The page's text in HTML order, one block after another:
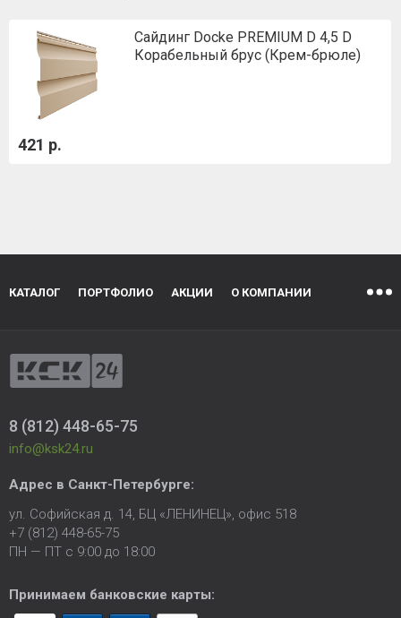
Сайдинг Docke PREMIUM D 4,5 D
Корабельный брус (Крем-брюле)
421 р.
КАТАЛОГ ПОРТФОЛИО АКЦИИ О КОМПАНИИ
8 (812) 448-65-75
info@ksk24.ru
Адрес в Санкт-Петербурге:
ул. Софийская д. 14, БЦ «ЛЕНИНЕЦ», офис 518
+7 (812) 448-65-75
ПН — ПТ с 9:00 до 18:00
Принимаем банковские карты: